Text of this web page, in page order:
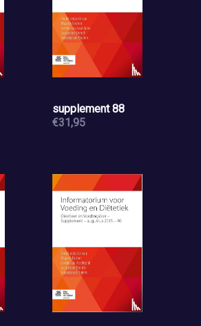
supplement 88
€31,95